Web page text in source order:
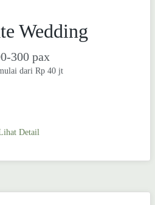
Wedding
300 pax
dari Rp 40 jt
Detail